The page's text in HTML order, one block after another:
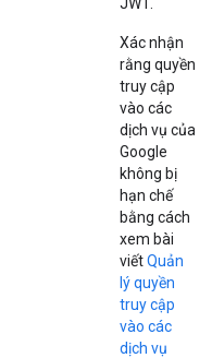
Xác nhận
rằng quyền
truy cập
vào các
dịch vụ của
Google
không bị
hạn chế
bằng cách
xem bài
viếtQuản
lý quyền
truy cập
vào các
dịch vụ